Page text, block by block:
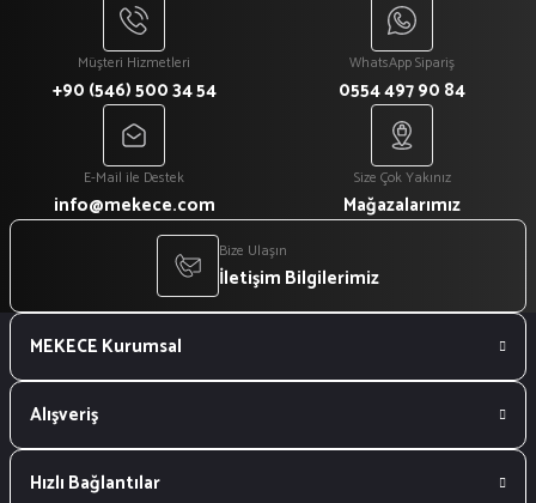
Müşteri Hizmetleri
+90 (546) 500 34 54
WhatsApp Sipariş
0554 497 90 84
E-Mail ile Destek
info@mekece.com
Size Çok Yakınız
Mağazalarımız
Bize Ulaşın
İletişim Bilgilerimiz
MEKECE Kurumsal
Alışveriş
Hızlı Bağlantılar